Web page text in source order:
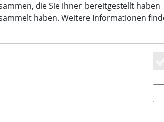
UYUNI Lighting LED
Taper 2er Set 2,3 x 15
die Sie ihnen bereitgestellt haben
haben. Weitere Informationen